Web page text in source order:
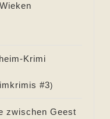
Wieken
Krimi
#3)
zwischen Geest